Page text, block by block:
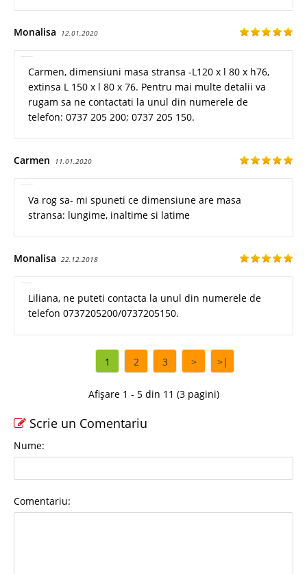
Monalisa 12.01.2020
Carmen, dimensiuni masa stransa -L120 x l 80 x h76,
extinsa L 150 x l 80 x 76. Pentru mai multe detalii va
rugam sa ne contactati la unul din numerele de
telefon: 0737 205 200; 0737 205 150.
Carmen 11.01.2020
Va rog sa- mi spuneti ce dimensiune are masa
stransa: lungime, inaltime si latime
Monalisa 22.12.2018
Liliana, ne puteti contacta la unul din numerele de
telefon 0737205200/0737205150.
1 2 3 > >|
Afișare 1 - 5 din 11 (3 pagini)
Scrie un Comentariu
Nume:
Comentariu: